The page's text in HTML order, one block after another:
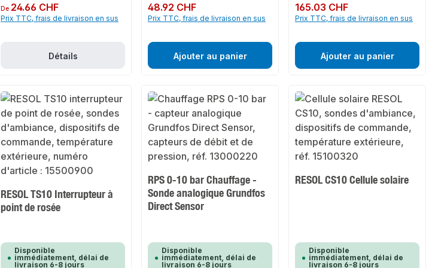
Prix régulier :
De 24.66 CHF
Prix TTC, frais de livraison en sus
Détails
Prix régulier :
48.92 CHF
Prix TTC, frais de livraison en sus
Ajouter au panier
Prix régulier :
165.03 CHF
Prix TTC, frais de livraison en sus
Ajouter au panier
RESOL TS10 Interrupteur à
point de rosée
Disponible
immédiatement, délai de
livraison 6-8 jours
RPS 0-10 bar Chauffage -
Sonde analogique Grundfos
Direct Sensor
Disponible
immédiatement, délai de
livraison 6-8 jours
RESOL CS10 Cellule solaire
Disponible
immédiatement, délai de
livraison 6-8 jours